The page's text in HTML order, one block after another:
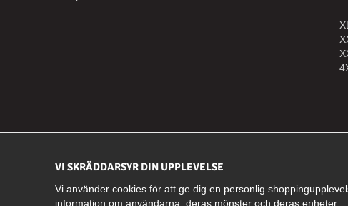
VI SKRÄDDARSYR DIN UPPLEVELSE
Vi använder cookies för att ge dig en personlig
information om användarna, deras mönster och deras enheter.